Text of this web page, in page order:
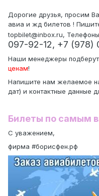
Дорогие друзья, просим
авиа и жд билетов !
topbilet@inbox.ru,
097-92-12, +7 (978)
Наши менеджеры
ценам!
Напишите нам желаемое
дат) и контактные данные
Билеты по самым
С уважением,
фирма #борисфен.рф